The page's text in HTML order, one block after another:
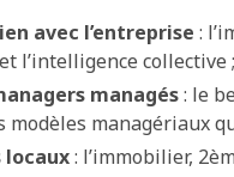
avec l’entreprise :
l’intelligence collective ;
managés: le
modèles managériaux
locaux: l’immobilier,